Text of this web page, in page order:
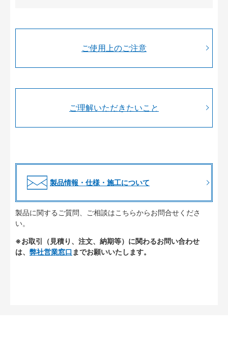
ご使用上のご注意
ご理解いただきたいこと
製品情報・仕様・施工について
製品に関するご質問、ご相談はこちらからお問合せくださ
い。
※お取引（見積り、注文、納期等）に関わるお問い合わせ
は、 弊社営業窓口 までお願いいたします。